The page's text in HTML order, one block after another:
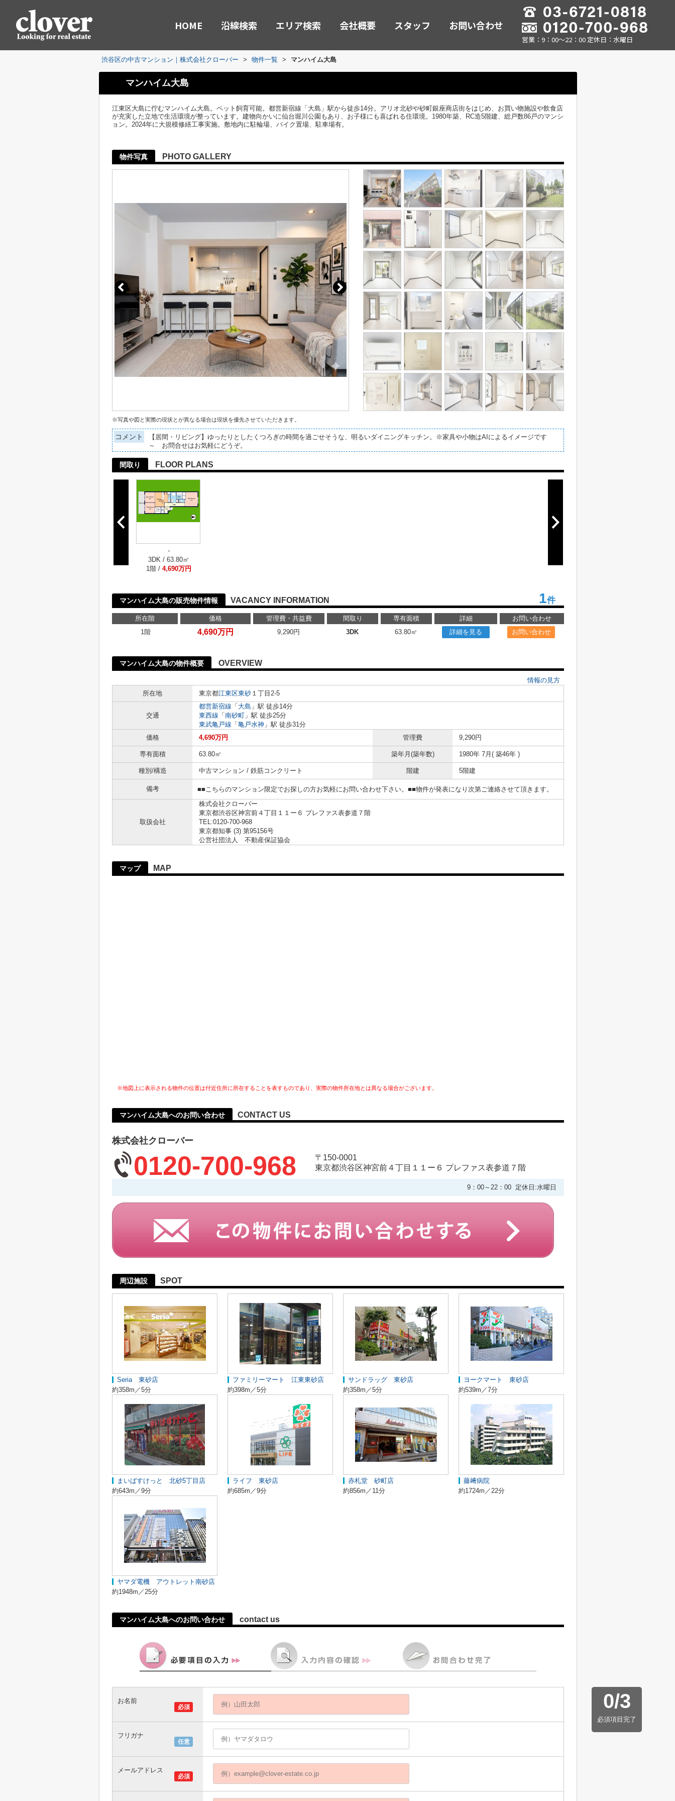
HOME 沿線検索 エリア検索 会社概要 スタッフ お問い合わせ
営業：9：00～22：00 定休日：水曜日
渋谷区の中古マンション｜株式会社クローバー > 物件一覧 > マンハイム大島
マンハイム大島
江東区大島に佇むマンハイム大島。ペット飼育可能。都営新宿線「大島」駅から徒歩14分。アリオ北砂や砂町銀座商店街をはじめ、お買い物施設や飲食店
が充実した立地で生活環境が整っています。建物向かいに仙台堀川公園もあり、お子様にも喜ばれる住環境。1980年築、RC造5階建、総戸数86戸のマンシ
ョン。2024年に大規模修繕工事実施。敷地内に駐輪場、バイク置場、駐車場有。
物件写真 PHOTO GALLERY
※写真や図と実際の現状とが異なる場合は現状を優先させていただきます。
コメント
【居間・リビング】ゆったりとしたくつろぎの時間を過ごせそうな、明るいダイニングキッチン。※家具や小物はAIによるイメージです
～ お問合せはお気軽にどうぞ。
間取り FLOOR PLANS
-
3DK / 63.80㎡
1階 / 4,690万円
マンハイム大島の販売物件情報 VACANCY INFORMATION 1件
所在階 価格 管理費・共益費 間取り 専有面積 詳細
お問い合わせ
1階
4,690万円 9,290円 3DK 63.80㎡ 詳細を見る お問い合わせ
マンハイム大島の物件概要 OVERVIEW
情報の見方
所在地
東京都江東区東砂 １丁目2-5
交通
都営新宿線 「 大島 」駅 徒歩14分
東西線 「 南砂町 」駅 徒歩25分
東武亀戸線 「 亀戸水神 」駅 徒歩31分
価格
4,690万円 管理費 9,290円
専有面積 63.80㎡ 築年月(築年数) 1980年 7月( 築46年 )
種別/構造 中古マンション / 鉄筋コンクリート 階建 5階建
備考 ■■こちらのマンション限定でお探しの方お気軽にお問い合わせ下さい。■■物件が発表になり次第ご連絡させて頂きます。
取扱会社
株式会社クローバー
東京都渋谷区神宮前４丁目１１ー６ プレファス表参道７階
TEL:0120-700-968
東京都知事 (3) 第95156号
公営社団法人 不動産保証協会
マップ MAP
※地図上に表示される物件の位置は付近住所に所在することを表すものであり、実際の物件所在地とは異なる場合がございます。
マンハイム大島へのお問い合わせ CONTACT US
株式会社クローバー
0120-700-968
〒150-0001
東京都渋谷区神宮前４丁目１１ー６ プレファス表参道７階
9：00～22：00 定休日:水曜日
周辺施設 SPOT
Seria 東砂店
約358m／5分
ファミリーマート 江東東砂店
約398m／5分
サンドラッグ 東砂店
約358m／5分
ヨークマート 東砂店
約539m／7分
まいばすけっと 北砂5丁目店
約643m／9分
ライフ 東砂店
約685m／9分
赤札堂 砂町店
約856m／11分
藤﨑病院
約1724m／22分
ヤマダ電機 アウトレット南砂店
約1948m／25分
マンハイム大島へのお問い合わせ contact us
0/3
必須項目完了
必須
お名前
任意
フリガナ
必須
メールアドレス